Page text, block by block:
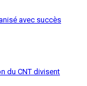
avec succès
du CNT divisent